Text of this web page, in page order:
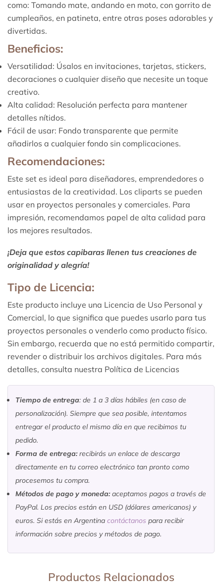
como: Tomando mate, andando en moto, con gorrito de
cumpleaños, en patineta, entre otras poses adorables y
divertidas.
Beneficios:
Versatilidad: Úsalos en invitaciones, tarjetas, stickers,
decoraciones o cualquier diseño que necesite un toque
creativo.
Alta calidad: Resolución perfecta para mantener
detalles nítidos.
Fácil de usar: Fondo transparente que permite
añadirlos a cualquier fondo sin complicaciones.
Recomendaciones:
Este set es ideal para diseñadores, emprendedores o
entusiastas de la creatividad. Los cliparts se pueden
usar en proyectos personales y comerciales. Para
impresión, recomendamos papel de alta calidad para
los mejores resultados.
¡Deja que estos capibaras llenen tus creaciones de
originalidad y alegría!
Tipo de Licencia:
Este producto incluye una Licencia de Uso Personal y
Comercial, lo que significa que puedes usarlo para tus
proyectos personales o venderlo como producto físico.
Sin embargo, recuerda que no está permitido compartir,
revender o distribuir los archivos digitales. Para más
detalles, consulta nuestra Política de Licencias
Tiempo de entrega: de 1 a 3 días hábiles (en caso de
personalización). Siempre que sea posible, intentamos
entregar el producto el mismo día en que recibimos tu
pedido.
Forma de entrega:recibirás un enlace de descarga
directamente en tu correo electrónico tan pronto como
procesemos tu compra.
Métodos de pago y moneda:aceptamos pagos a través de
PayPal. Los precios están en USD (dólares americanos) y
euros. Si estás en Argentina contáctanos para recibir
información sobre precios y métodos de pago.
Productos Relacionados